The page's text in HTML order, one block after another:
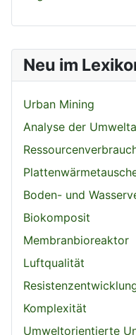
Neu im
Urban Mining
Analyse der
Boden- und
Biokomposit
Membranbioreaktor
Luftqualität
Komplexität
Umweltorientierte